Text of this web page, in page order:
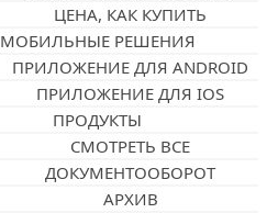
ЦЕНА, КАК КУПИТЬ
МОБИЛЬНЫЕ РЕШЕНИЯ
ПРИЛОЖЕНИЕ ДЛЯ ANDROID
ПРИЛОЖЕНИЕ ДЛЯ IOS
ПРОДУКТЫ
СМОТРЕТЬ ВСЕ
ДОКУМЕНТООБОРОТ
АРХИВ